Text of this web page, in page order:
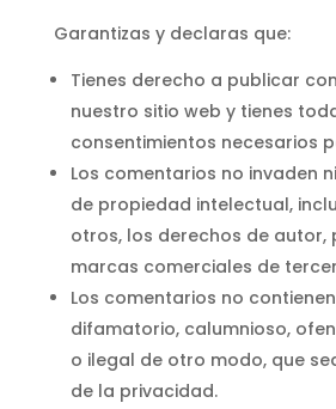
Garantizas y declaras que:
Tienes derecho a publicar
nuestro sitio web y tienes
consentimientos necesarios
Los comentarios no invaden
de propiedad intelectual,
otros, los derechos de autor,
marcas comerciales de
Los comentarios no
difamatorio, calumnioso,
o ilegal de otro modo, que
de la privacidad.